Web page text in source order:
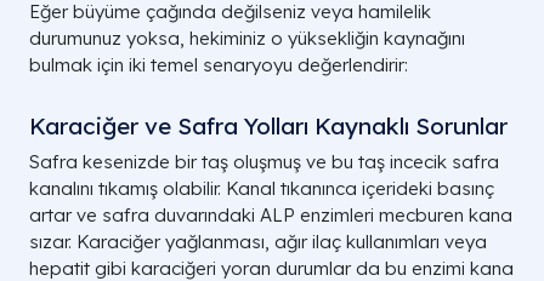
Eğer büyüme çağında değilseniz veya hamilelik
durumunuz yoksa, hekiminiz o yüksekliğin kaynağını
bulmak için iki temel senaryoyu değerlendirir:
Karaciğer ve Safra Yolları Kaynaklı Sorunlar
Safra kesenizde bir taş oluşmuş ve bu taş incecik safra
kanalını tıkamış olabilir. Kanal tıkanınca içerideki basınç
artar ve safra duvarındaki ALP enzimleri mecburen kana
sızar. Karaciğer yağlanması, ağır ilaç kullanımları veya
hepatit gibi karaciğeri yoran durumlar da bu enzimi kana